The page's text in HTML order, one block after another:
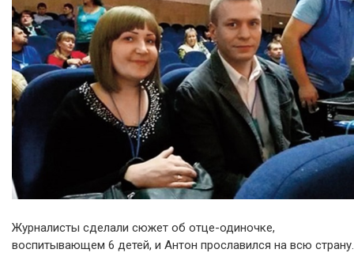
Журналисты сделали сюжет об отце-одиночке,
воспитывающем 6 детей, и Антон прославился на всю страну.